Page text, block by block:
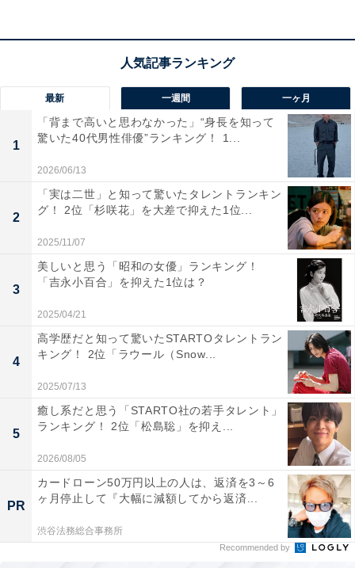
View this post on Instagram
A post shared by 川口春奈 (@haruna_kawaguchi_official)
1位にランクインしたのは、川口春奈さんです。現在放
送中の主演ドラマ『9ボーダー』（TBS系）で、アラサ
ー世代の葛藤を等身大で好演しています。
数多くのドラマや映画への出演のほか、2023年にはレコ
ード大賞の司会を務めるなどマルチに活躍。CM女王と
して、はま寿司やJCBカードなど大手企業を中心に幅広
い企業から起用されています。
最新 一週間 一ヶ月
1
「背まで高いと思わなかった」“身長を知って
驚いた40代男性俳優”ランキング！ 1...
2026/06/13
2
「実は二世」と知って驚いたタレントランキン
グ！ 2位「杉咲花」を大差で抑えた1位...
2025/11/07
3
美しいと思う「昭和の女優」ランキング！
「吉永小百合」を抑えた1位は？
2025/04/21
4
高学歴だと知って驚いたSTARTOタレントラン
キング！ 2位「ラウール（Snow...
2025/07/13
5
癒し系だと思う「STARTO社の若手タレント」
ランキング！ 2位「松島聡」を抑え...
2026/08/05
PR
カードローン50万円以上の人は、返済を3～6
ヶ月停止して『大幅に減額してから返済...
渋谷法務総合事務所
Recommended by